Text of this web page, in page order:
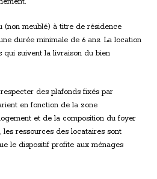
(non meublé) à titre de résidence
durée minimale de 6 ans. La location
qui suivent la livraison du bien
des plafonds fixés par
en fonction de la zone
et de la composition du foyer
ressources des locataires sont
le dispositif profite aux ménages